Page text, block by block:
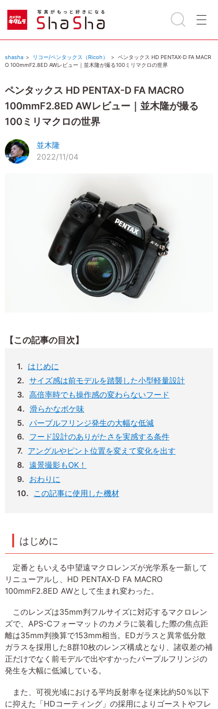
shasha リコー/ペンタックス（Ricoh）
ペンタックス HD PENTAX-D FA MACR
O 100mmF2.8ED AWレビュー｜並木隆が撮る100ミリマクロの世界
ペンタックス HD PENTAX-D FA MACRO
100mmF2.8ED AWレビュー｜並木隆が撮る
100ミリマクロの世界
並木隆
2022/11/04
【この記事の目次】
はじめに
サイズ感は前モデルを踏襲した小型軽量設計
高倍率時でも操作感の変わらないフード
滑らかなボケ味
パープルフリンジ発生の大幅な低減
フード設計のありがたさを実感する条件
アングルやピント位置を変えて変化を出す
遠景撮影もOK！
おわりに
この記事に使用した機材
はじめに
定番ともいえる中望遠マクロレンズが光学系を一新して
リニューアルし、HD PENTAX‐D FA MACRO
100mmF2.8ED AWとして生まれ変わった。
このレンズは35mm判フルサイズに対応するマクロレン
ズで、APS-Cフォーマットのカメラに装着した際の焦点距
離は35mm判換算で153mm相当。EDガラスと異常低分散
ガラスを採用した8群10枚のレンズ構成となり、諸収差の補
正だけでなく前モデルで出やすかったパープルフリンジの
発生を大幅に低減している。
また、可視光域における平均反射率を従来比約50％以下
に抑えた「HDコーティング」の採用によりゴーストやフレ